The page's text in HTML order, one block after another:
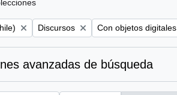
Remove filter:
Discursos Remove filter:
Con objetos digitales
avanzadas de búsqueda